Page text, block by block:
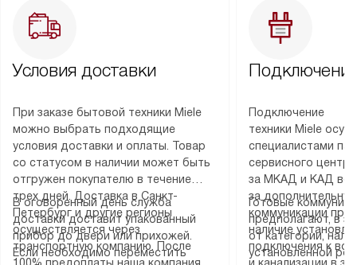
Условия доставки
При заказе бытовой техники Miele
можно выбрать подходящие
условия доставки и оплаты. Товар
со статусом в наличии может быть
отгружен покупателю в течение
трех дней. Доставка в Санкт-
Петербург и другие регионы
осуществляется через
транспортную компанию. После
В оговоренный день служба
доставки доставит упакованный
прибор до двери или прихожей.
Если необходимо переместить
Подключение
техники Miele
специалистами
сервисного
за МКАД и КАД
за
коммуникации
наличие
подключения к
Готовые
предполагают, в
от категории,
установленной